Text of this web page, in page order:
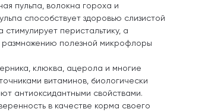
пульпа, волокна гороха и
способствует здоровью слизистой
перистальтику, а
полезной микрофлоры
клюква, ацерола и многие
витаминов, биологически
антиоксидантными свойствами.
в качестве корма своего